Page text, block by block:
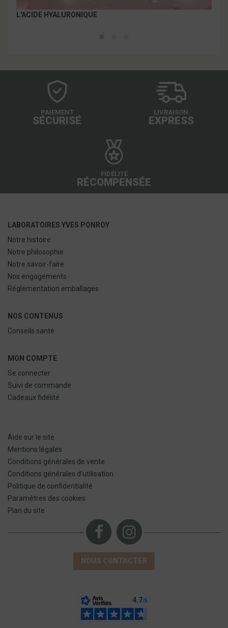
L'ACIDE HYALURONIQUE
PAIEMENT
SÉCURISÉ
LIVRAISON
EXPRESS
FIDÉLITÉ
RÉCOMPENSÉE
LABORATOIRES YVES PONROY
Notre histoire
Notre philosophie
Notre savoir-faire
Nos engagements
Réglementation emballages
NOS CONTENUS
Conseils santé
MON COMPTE
Se connecter
Suivi de commande
Cadeaux fidélité
Aide sur le site
Mentions légales
Conditions générales de vente
Conditions générales d’utilisation
Politique de confidentialité
Paramètres des cookies
Plan du site
NOUS CONTACTER